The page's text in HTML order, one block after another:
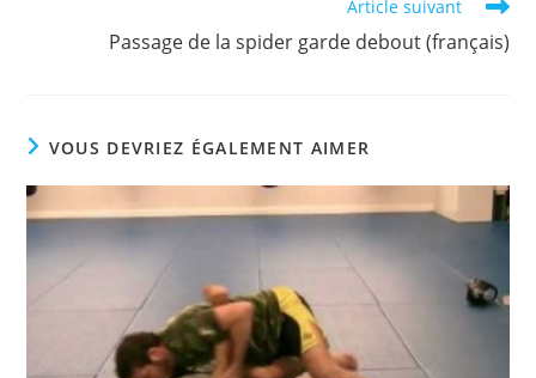
Article suivant
Passage de la spider garde debout (français)
VOUS DEVRIEZ ÉGALEMENT AIMER